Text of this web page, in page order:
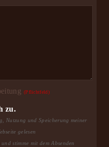
(Pflichtfeld)
zu.
Nutzung und Speicherung meiner
gelesen
stimme mit dem Absenden